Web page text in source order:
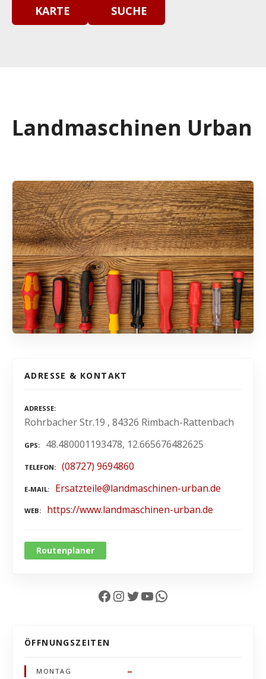
KARTE SUCHE
Landmaschinen Urban
ADRESSE & KONTAKT
ADRESSE
Rohrbacher Str.19 , 84326 Rimbach-Rattenbach
GPS 48.480001193478, 12.665676482625
TELEFON (08727) 9694860
E-MAIL Ersatzteile@landmaschinen-urban.de
WEB https://www.landmaschinen-urban.de
Routenplaner
Facebook InstagramTwitter YouTube WhatsApp
ÖFFNUNGSZEITEN
MONTAG –